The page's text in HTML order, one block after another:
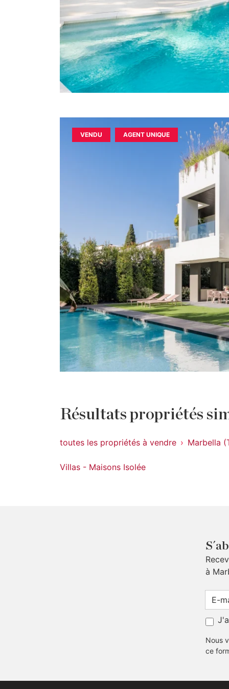
VENDU AGENT UNIQUE
Résultats propriétés
toutes les propriétés à vendre Marbella
Villas - Maisons Isolée
à
Nous
ce